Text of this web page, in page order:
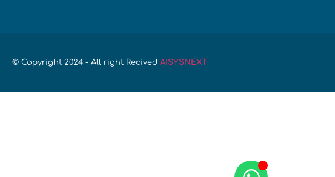
© Copyright 2024 - All right Recived AISYSNEXT